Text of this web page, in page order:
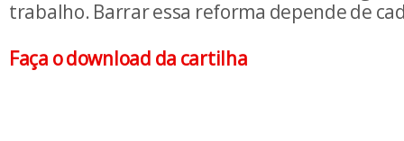
trabalho. Barrar essa reforma depende de
Faça o download da cartilha